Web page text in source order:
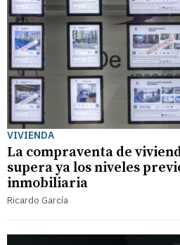
VIVIENDA
La compraventa de
supera ya los niveles
inmobiliaria
Ricardo García